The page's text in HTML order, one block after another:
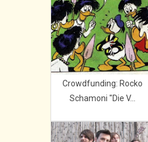
Crowdfunding: Rocko
Schamoni "Die V...